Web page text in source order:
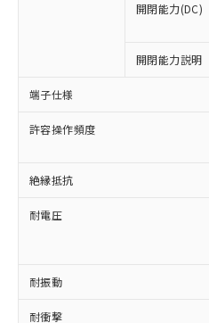
開閉能力(DC)
開閉能力説明
端子仕様
許容操作頻度
絶縁抵抗
耐電圧
耐振動
耐衝撃
以下の条件をお読み
ご利用ください。
本サービスは、
商品の当社在庫
(税抜)を提供さ
当社制御機器事
本サービスの対
ことをご了承く
在庫状況および
記載している更
タに基づき作成
覧された時点で
準価格とは異な
対応予定なし：EU
非含有に非対応の商
調査・確認中：EU
非含有の対応状況を
商品です。
非該当品：ライセン
害物質有無と関係のな
仕入先様の事情により
いたものが、含有品と
むを得ず変更すること
鉛(Pb) 1000ppm以下、 水銀
六価クロム(Cr(Ⅵ))
類(PBB) 1000ppm以下、ポ
「○」：最大均質材料
基準値以下であること
「×」：最大均質材料
基準値を超えているこ
「－」：未確認です
*中国RoHS10物質の基準値
Pb(鉛) :1000ppm、 Hg(水銀
Cr(Ⅵ)(六価クロム) :
当社は、これら
為替および外国
（以下｢規制貨物
または国外への
国政府の輸出許
可)を取得するな